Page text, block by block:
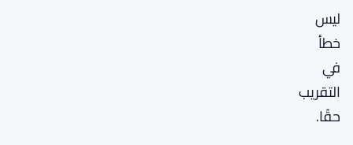
ليس
خطأ
في
التقريب
حقًا.